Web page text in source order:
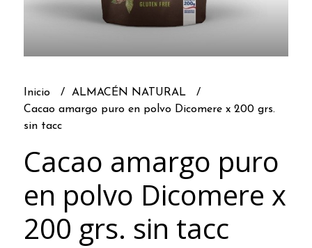
Inicio
ALMACÉN NATURAL
Cacao amargo puro en polvo Dicomere x 200 grs.
sin tacc
Cacao amargo puro
en polvo Dicomere x
200 grs. sin tacc